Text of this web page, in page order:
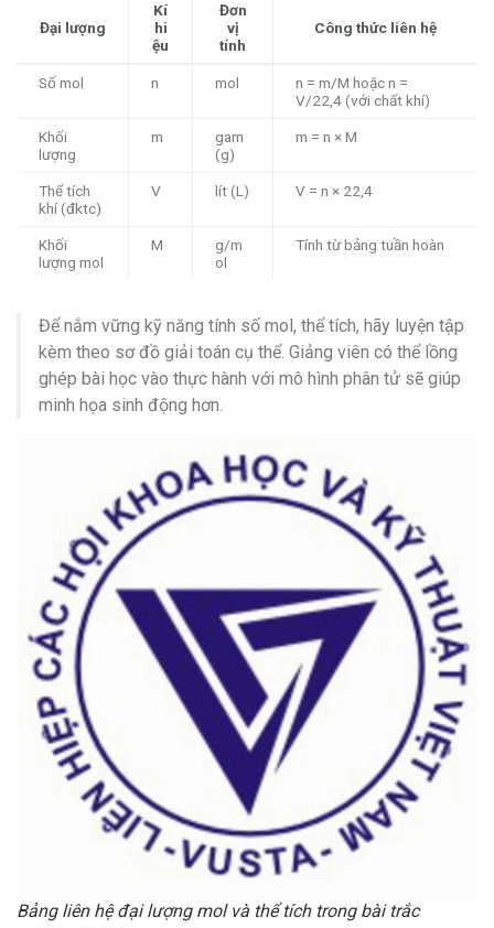
Đại lượng
Kí
hi
ệu
Đơn
vị
tính
Công thức liên hệ
Số mol n mol
n = m/M hoặc n =
V/22,4 (với chất khí)
Khối
lượng
m
gam
(g)
m = n × M
Thể tích
khí (đktc)
V lít (L) V = n × 22,4
Khối
lượng mol
M
g/m
ol
Tính từ bảng tuần hoàn
Để nắm vững kỹ năng tính số mol, thể tích, hãy luyện tập
kèm theo sơ đồ giải toán cụ thể. Giảng viên có thể lồng
ghép bài học vào thực hành với mô hình phân tử sẽ giúp
minh họa sinh động hơn.
Bảng liên hệ đại lượng mol và thể tích trong bài trắc